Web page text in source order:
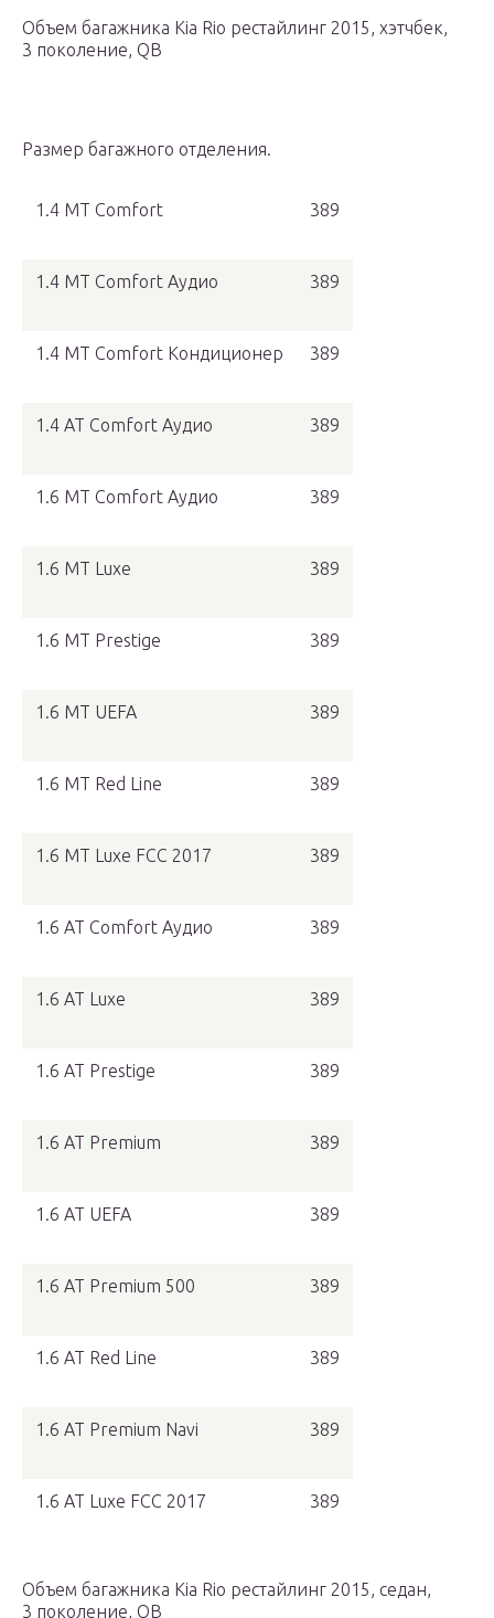
Объем багажника Kia Rio рестайлинг 2015, хэтчбек,
3 поколение, QB
Размер багажного отделения.
1.4 MT Comfort 389
1.4 MT Comfort Аудио 389
1.4 MT Comfort Кондиционер 389
1.4 AT Comfort Аудио 389
1.6 MT Comfort Аудио 389
1.6 MT Luxe 389
1.6 MT Prestige 389
1.6 MT UEFA 389
1.6 MT Red Line 389
1.6 MT Luxe FCC 2017 389
1.6 AT Comfort Аудио 389
1.6 AT Luxe 389
1.6 AT Prestige 389
1.6 AT Premium 389
1.6 AT UEFA 389
1.6 AT Premium 500 389
1.6 AT Red Line 389
1.6 AT Premium Navi 389
1.6 AT Luxe FCC 2017 389
Объем багажника Kia Rio рестайлинг 2015, седан,
3 поколение, QB